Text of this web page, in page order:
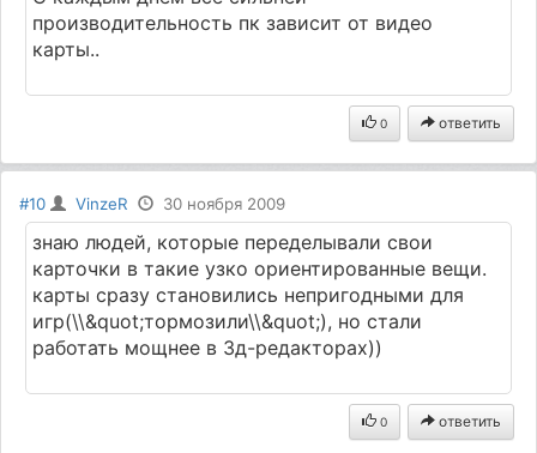
производительность пк зависит от видео
карты..
0 ответить
#10 VinzeR 30 ноября 2009
знаю людей, которые переделывали свои
карточки в такие узко ориентированные вещи.
карты сразу становились непригодными для
игр(\\&quot;тормозили\\&quot;), но стали
работать мощнее в 3д-редакторах))
0 ответить